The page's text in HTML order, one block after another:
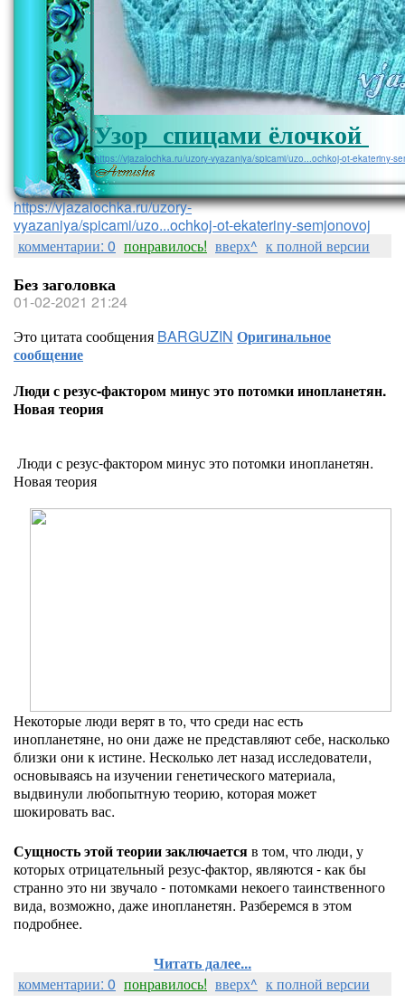
Узор спицами ёлочкой
https://vjazalochka.ru/uzory-vyazaniya/spicami/uzo...ochkoj-ot-ekateriny-
https://vjazalochka.ru/uzory-
vyazaniya/spicami/uzo...ochkoj-ot-ekateriny-semjonovoj
комментарии: 0 понравилось! вверх^ к полной версии
Без заголовка
01-02-2021 21:24
Это цитата сообщения BARGUZIN Оригинальное
сообщение
Люди с резус-фактором минус это потомки инопланетян.
Новая теория
Люди с резус-фактором минус это потомки инопланетян.
Новая теория
Некоторые люди верят в то, что среди нас есть
инопланетяне, но они даже не представляют себе, насколько
близки они к истине. Несколько лет назад исследователи,
основываясь на изучении генетического материала,
выдвинули любопытную теорию, которая может
шокировать вас.
Сущность этой теории заключаетсяв том, что люди, у
которых отрицательный резус-фактор, являются - как бы
странно это ни звучало - потомками некоего таинственного
вида, возможно, даже инопланетян. Разберемся в этом
подробнее.
Читать далее...
комментарии: 0 понравилось! вверх^ к полной версии